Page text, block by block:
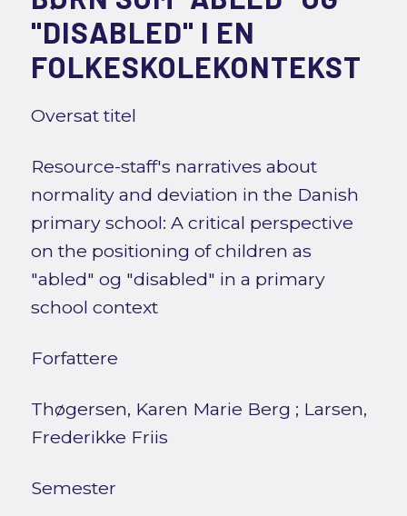
"DISABLED" I EN
FOLKESKOLEKONTEKST
Oversat titel
Resource-staff's narratives about
normality and deviation in the Danish
primary school: A critical perspective
on the positioning of children as
"abled" og "disabled" in a primary
school context
Forfattere
Thøgersen, Karen Marie Berg ; Larsen,
Frederikke Friis
Semester